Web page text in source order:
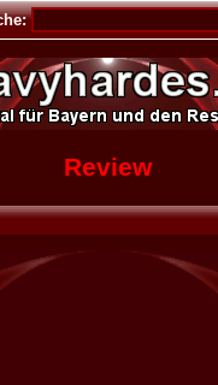
Review